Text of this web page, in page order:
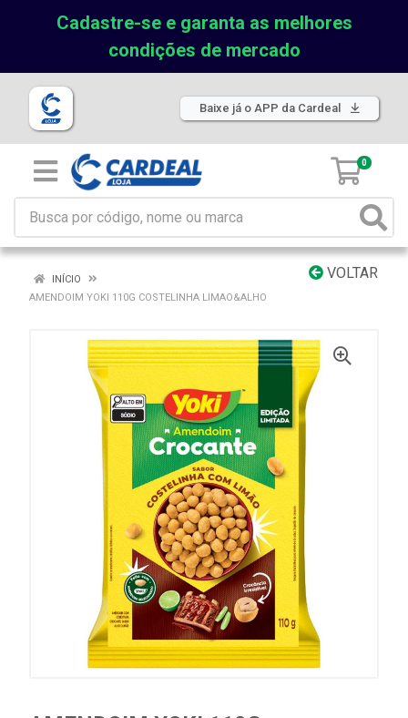
Cadastre-se e garanta as melhores
condições de mercado
Baixe já o APP da Cardeal
0
VOLTAR
INÍCIO
AMENDOIM YOKI 110G COSTELINHA LIMAO&ALHO